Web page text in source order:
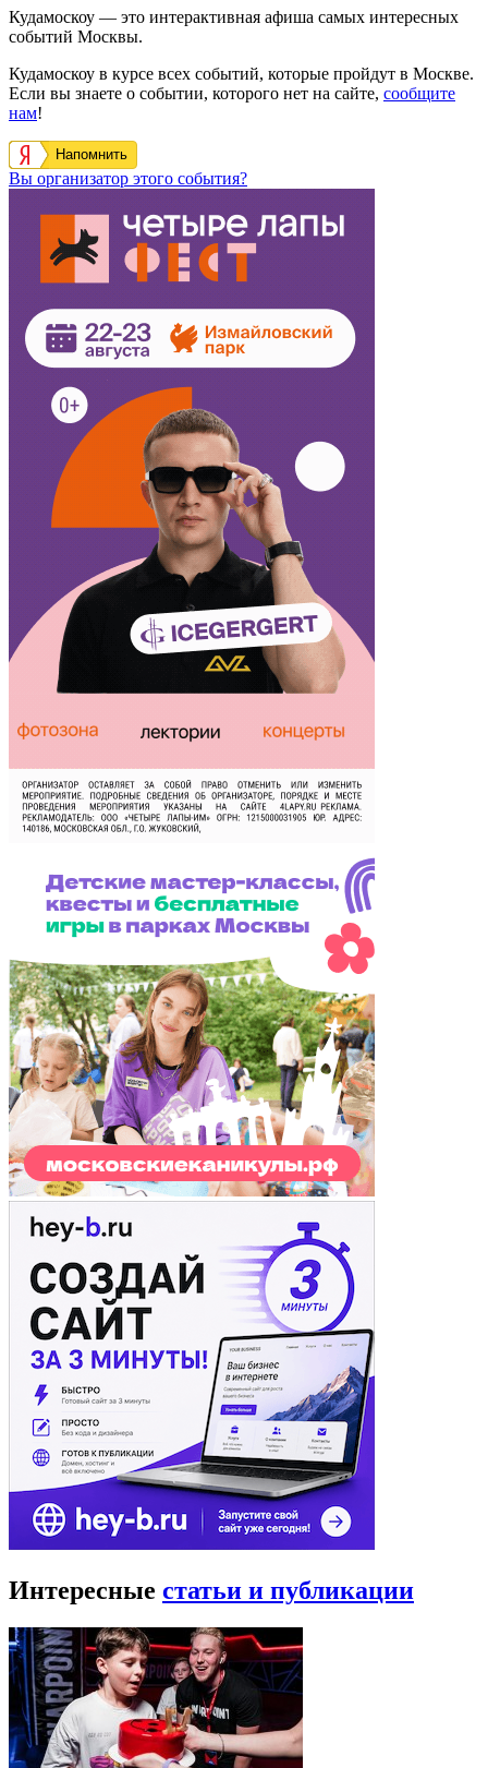
Кудамоскоу — это интерактивная афиша самых интересных
событий Москвы.
Кудамоскоу в курсе всех событий, которые пройдут в Москве.
Если вы знаете о событии, которого нет на сайте, сообщите
нам!
Напомнить
Вы организатор этого события?
Интересные статьи и публикации